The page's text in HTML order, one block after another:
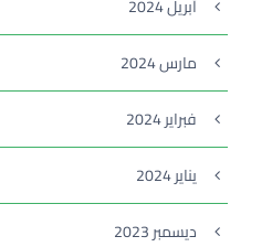
أبريل 2024
مارس 2024
فبراير 2024
يناير 2024
ديسمبر 2023